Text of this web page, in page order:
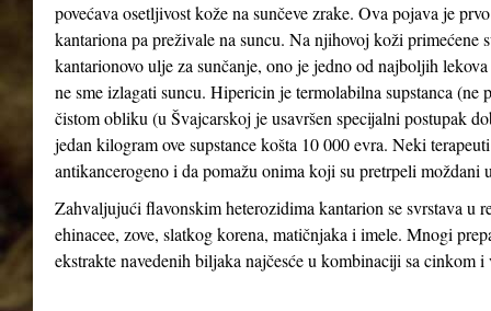
povećava osetljivost kože na sunčeve zrake. Ova pojava je
kantariona pa preživale na suncu. Na njihovoj koži primećene
kantarionovo ulje za sunčanje, ono je jedno od najboljih
ne sme izlagati suncu. Hipericin je termolabilna supstanca (ne
čistom obliku (u Švajcarskoj je usavršen specijalni postupak
jedan kilogram ove supstance košta 10 000 evra. Neki
antikancerogeno i da pomažu onima koji su pretrpeli moždani
Zahvaljujući flavonskim heterozidima kantarion se svrstava u
ehinacee, zove, slatkog korena, matičnjaka i imele. Mnogi
ekstrakte navedenih biljaka najčesće u kombinaciji sa cinkom